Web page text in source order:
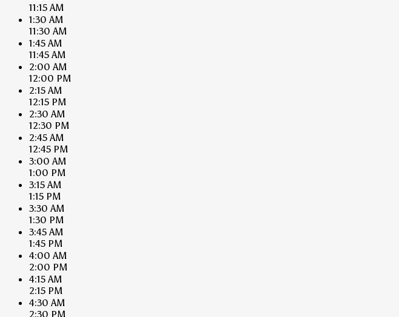
11:15 AM
1:30 AM
11:30 AM
1:45 AM
11:45 AM
2:00 AM
12:00 PM
2:15 AM
12:15 PM
2:30 AM
12:30 PM
2:45 AM
12:45 PM
3:00 AM
1:00 PM
3:15 AM
1:15 PM
3:30 AM
1:30 PM
3:45 AM
1:45 PM
4:00 AM
2:00 PM
4:15 AM
2:15 PM
4:30 AM
2:30 PM